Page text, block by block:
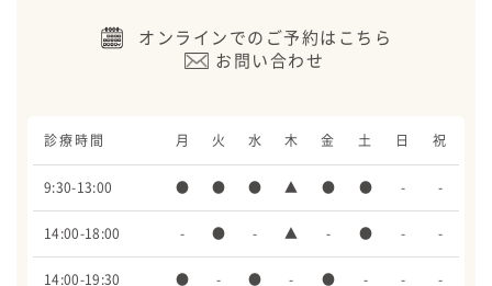
オンラインでのご予約はこちら
お問い合わせ
診療時間 月 火 水 木 金 土 日 祝
9:30-13:00 ● ● ● ▲ ● ● - -
14:00-18:00 - ● - ▲ - ● - -
14:00-19:30 ● - ● - ● - - -